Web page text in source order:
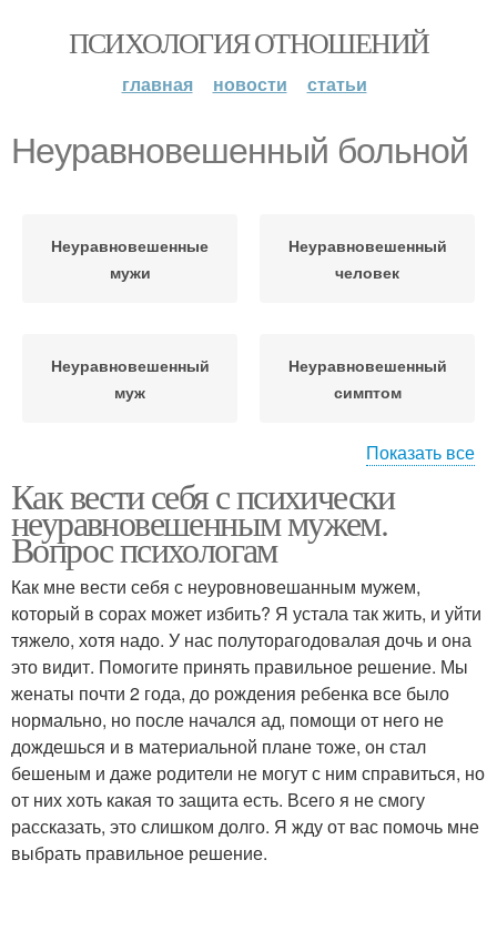
ПСИХОЛОГИЯ ОТНОШЕНИЙ
главная новости статьи
Неуравновешенный больной
Неуравновешенные
мужи
Неуравновешенный
человек
Неуравновешенный
муж
Неуравновешенный
симптом
Неуравновешенный
диагноз
жена
Показать все
Как вести себя с психически
неуравновешенным мужем.
Вопрос психологам
Как мне вести себя с неуровновешанным мужем,
который в сорах может избить? Я устала так жить, и уйти
тяжело, хотя надо. У нас полуторагодовалая дочь и она
это видит. Помогите принять правильное решение. Мы
женаты почти 2 года, до рождения ребенка все было
нормально, но после начался ад, помощи от него не
дождешься и в материальной плане тоже, он стал
бешеным и даже родители не могут с ним справиться, но
от них хоть какая то защита есть. Всего я не смогу
рассказать, это слишком долго. Я жду от вас помочь мне
выбрать правильное решение.